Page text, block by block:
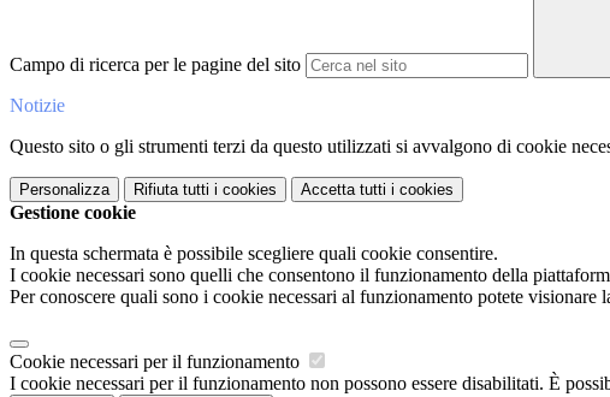
Campo di ricerca per le pagine del sito
Notizie
Questo sito o gli strumenti terzi da questo utilizzati si avvalgono di cookie
Personalizza Rifiuta tutti i cookies Accetta tutti i cookies
Gestione cookie
In questa schermata è possibile scegliere quali cookie consentire.
I cookie necessari sono quelli che consentono il funzionamento della
Per conoscere quali sono i cookie necessari al funzionamento potete visionare
Cookie necessari per il funzionamento
I cookie necessari per il funzionamento non possono essere disabilitati. È